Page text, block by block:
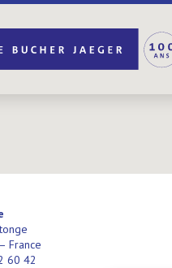
France
60 42